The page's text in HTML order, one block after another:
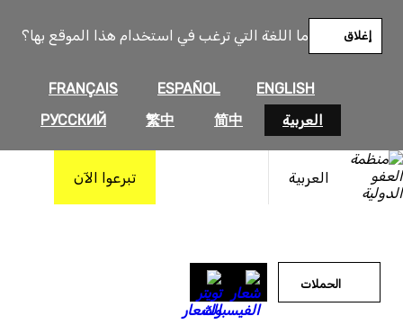
ما اللغة التي ترغب في استخدام هذا الموقع بها؟
ENGLISH
ESPAÑOL
FRANÇAIS
العربية
简中
繁中
РУССКИЙ
إغلاق
العربية تبرعوا الآن
المحتوى
الحملات